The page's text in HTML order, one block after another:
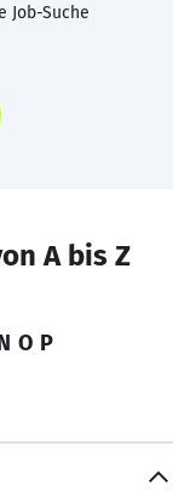
Job-Suche
A bis Z
O P